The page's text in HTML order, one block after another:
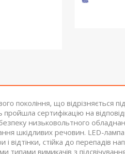
покоління, що відрізняється
сертифікацію на
низьковольтного
шкідливих речовин. LED-
відтінки, стійка до перепадів
типами вимикачів з